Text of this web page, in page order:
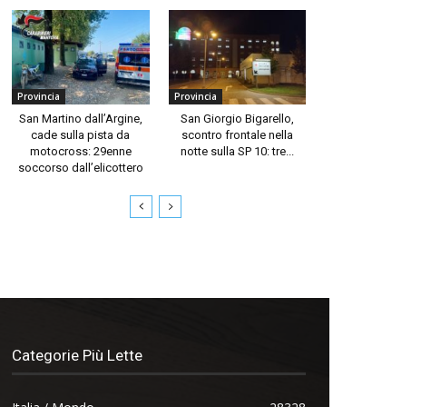
Provincia
San Martino dall’Argine,
cade sulla pista da
motocross: 29enne
soccorso dall’elicottero
Provincia
San Giorgio Bigarello,
scontro frontale nella
notte sulla SP 10: tre...
Categorie Più Lette